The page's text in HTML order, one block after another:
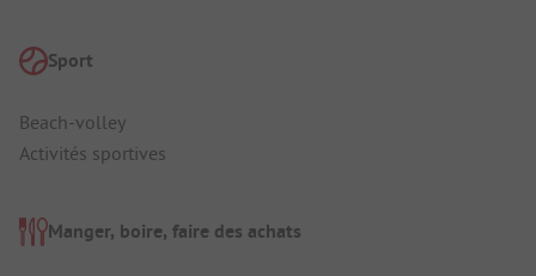
Sport
Beach-volley
Activités sportives
Manger, boire, faire des achats